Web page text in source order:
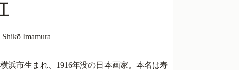
Shikō Imamura
浜市生まれ、1916年没の日本画家。本名は寿